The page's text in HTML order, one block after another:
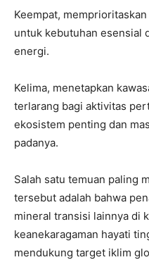
Keempat,
untuk kebutuhan esensial
energi.
Kelima, menetapkan
terlarang bagi aktivitas
ekosistem penting dan
padanya.
Salah satu temuan paling
tersebut adalah bahwa
mineral transisi lainnya di
keanekaragaman hayati
mendukung target iklim